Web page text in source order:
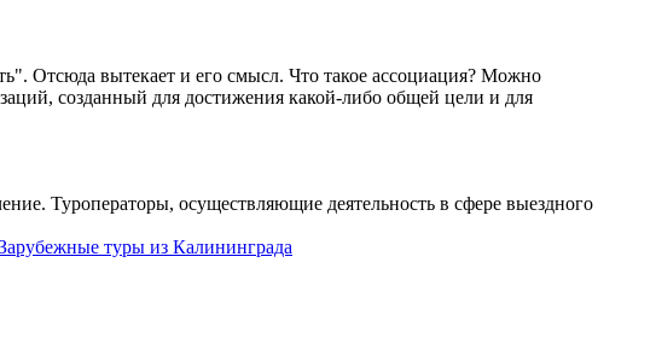
Отсюда вытекает и его смысл. Что такое ассоциация? Можно
созданный для достижения какой-либо общей цели и для
Туроператоры, осуществляющие деятельность в сфере выездного
туры из Калининграда